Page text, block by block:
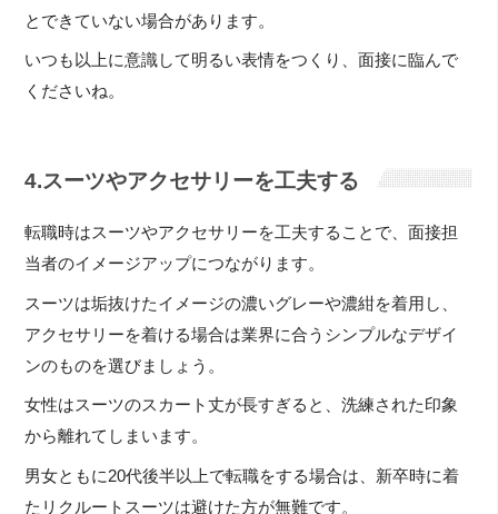
とできていない場合があります。
いつも以上に意識して明るい表情をつくり、面接に臨んで
くださいね。
4.スーツやアクセサリーを工夫する
転職時はスーツやアクセサリーを工夫することで、面接担
当者のイメージアップにつながります。
スーツは垢抜けたイメージの濃いグレーや濃紺を着用し、
アクセサリーを着ける場合は業界に合うシンプルなデザイ
ンのものを選びましょう。
女性はスーツのスカート丈が長すぎると、洗練された印象
から離れてしまいます。
男女ともに20代後半以上で転職をする場合は、新卒時に着
たリクルートスーツは避けた方が無難です。